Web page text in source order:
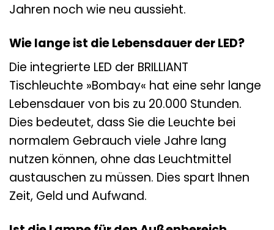
Jahren noch wie neu aussieht.
Wie lange ist die Lebensdauer der LED?
Die integrierte LED der BRILLIANT
Tischleuchte »Bombay« hat eine sehr lange
Lebensdauer von bis zu 20.000 Stunden.
Dies bedeutet, dass Sie die Leuchte bei
normalem Gebrauch viele Jahre lang
nutzen können, ohne das Leuchtmittel
austauschen zu müssen. Dies spart Ihnen
Zeit, Geld und Aufwand.